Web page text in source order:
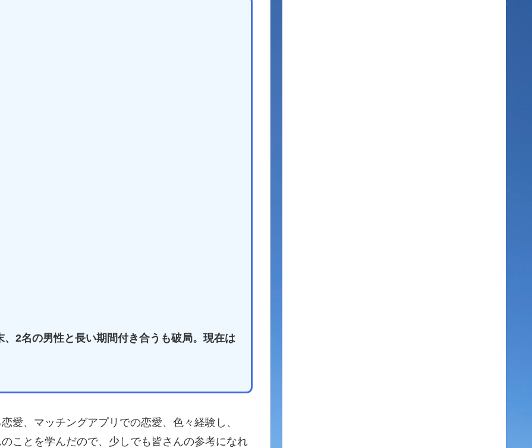
2名の男性と長い期間付き合うも破局。現在は
愛、マッチングアプリでの恋愛、色々経験し、
ことを学んだので、少しでも皆さんの参考になれ